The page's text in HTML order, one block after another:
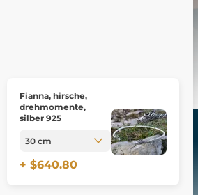
Fianna, hirsche,
drehmomente,
silber 925
+ $640.80